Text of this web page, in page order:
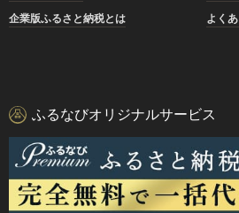
企業版ふるさと納税とは
よく
ふるなびオリジナルサービス